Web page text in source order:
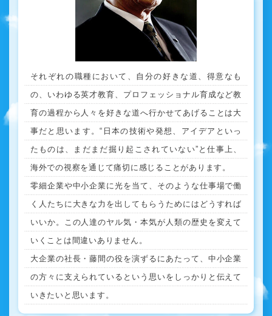
それぞれの職種において、自分の好きな道、得意なも
の、いわゆる英才教育、プロフェッショナル育成など教
育の過程から人々を好きな道へ行かせてあげることは大
事だと思います。“日本の技術や発想、アイデアといっ
たものは、まだまだ掘り起こされていない”と仕事上、
海外での視察を通じて痛切に感じることがあります。
零細企業や中小企業に光を当て、そのような仕事場で働
く人たちに大きな力を出してもらうためにはどうすれば
いいか。この人達のヤル気・本気が人類の歴史を変えて
いくことは間違いありません。
大企業の社長・藤間の役を演ずるにあたって、中小企業
の方々に支えられているという思いをしっかりと伝えて
いきたいと思います。